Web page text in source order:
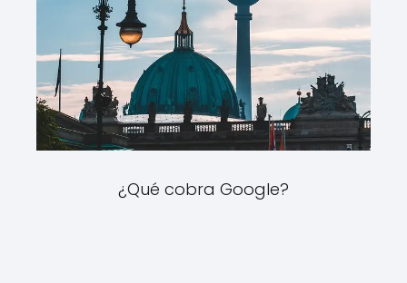
¿Qué cobra Google?